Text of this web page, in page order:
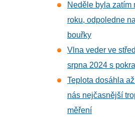
Neděle byla zatím
roku, odpoledne
bouřky
Vlna veder ve
srpna 2024 s
Teplota dosáhla
nás nejčasnější
měření